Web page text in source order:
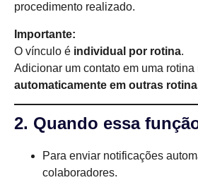
procedimento realizado.
Importante:
O vínculo é individual por rotina.
Adicionar um contato em uma rotina
automaticamente em outras
2. Quando essa
Para enviar notificações
colaboradores.